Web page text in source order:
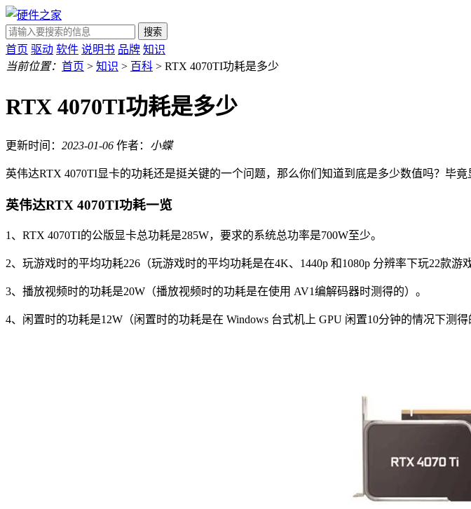
搜索
首页 驱动 软件 说明书 品牌 知识
当前位置： 首页 > 知识 > 百科 > RTX 4070TI功耗是多少
RTX 4070TI功耗是多少
更新时间： 2023-01-06 作者： 小蝶
英伟达RTX 4070TI显卡的功耗还是挺关键的一个问题，那么你们知道到底是多少数值吗？毕
英伟达RTX 4070TI功耗一览
1、RTX 4070TI的公版显卡总功耗是285W，要求的系统总功率是700W至少。
2、玩游戏时的平均功耗226（玩游戏时的平均功耗是在4K、1440p 和1080p 分辨率下玩22款游
3、播放视频时的功耗是20W（播放视频时的功耗是在使用 AV1编解码器时测得的）。
4、闲置时的功耗是12W（闲置时的功耗是在 Windows 台式机上 GPU 闲置10分钟的情况下测得